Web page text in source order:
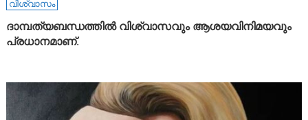
വിശ്വാസം
ദാമ്പത്യബന്ധത്തിൽ വിശ്വാസവും ആശയവിനിമയവും
പ്രധാനമാണ്.